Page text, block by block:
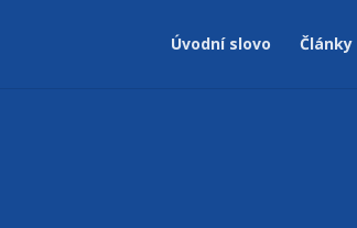
Úvodní slovo Články